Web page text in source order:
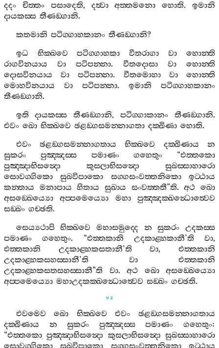
දදං
චිත‍්තං පසාදෙති, දත්‍වා අත‍්තමනො හොති.ඉමානි
දායකස‍්ස තීණඞ‍්ගානි.
කතමානි පටිග‍්ගාහකානං තීණඞ‍්ගානි?
ඉධ
භික‍්ඛවෙ පටිග‍්ගාහකා වීතරාගා වා
හොන‍්ති
රාගවිනයාය
වා පටිපන‍්නා. වීතදොසා වා
හොන‍්ති
දොසවිනයාය
වා පටිපන‍්නා. වීතමොහා වා
හොන‍්ති
මොහවිනයාය
වා පටිපන‍්නා. ඉමානි
පටිග‍්ගාහකානං
තීණඞ‍්ගානි.
ඉති
දායකස‍්ස තීණඞ‍්ගානි,පටිග‍්ගාකානං තීණඞ‍්ගානි.
එවං ඛො භික‍්ඛවෙ ඡළඞ‍්ගසමන‍්නාගතා දක‍්ඛිණා හොති.
එවං
ඡළඞ‍්ගසමන‍්නාගතාය භික‍්ඛවෙ දක‍්ඛිණාය
න
සුකරං
පුඤ‍්ඤස‍්ස පමාණං ගහෙතුං “එත‍්තකො
පුඤ‍්ඤාභිසන්‍දො
කුසලාභිසන්‍දො
සුඛස‍්සාහාරො
සොවග‍්ගිකො
සුඛවිපාකො සග‍්ගසංවත‍්තනිකො
ඉට‍්ඨාය
කන‍්තාය
මනාපාය හිතාය සුඛාය සංවත‍්තතී”ති.අථ ඛො
අසඞ‍්ඛෙය්‍යො
අප‍්පමෙය්‍යො මහා
පුඤ‍්ඤක‍්ඛන්‍ධොත්‍වෙව
සඞ‍්ඛං ගච‍්ඡති.
සෙය්‍යථාපි
භික‍්ඛවෙ මහාසමුද‍්දෙ න සුකරං
උදකස‍්ස
පමාණං
ගහෙතුං. “එත‍්තකානි උදකාළ‍්හකානී’ති වා,
එත‍්තකානි
උදකාළ‍්හකසතානී’ති වා,එත‍්තකානි
උදකාළ‍්හකසහස‍්සානී’ති වා
එත‍්තකානි
උදකාළ‍්හකසතසහස‍්සානී”ති වා. අථ ඛො
අසඞ‍්ඛෙය්‍යො
අප‍්පමෙය්‍යො මහාඋදකක‍්ඛන්‍ධොත්‍වෙව සඞ‍්ඛං ගච‍්ඡති.
94
එවමෙව ඛො භික‍්ඛවෙ එවං
ඡළඞ‍්ගසමන‍්නාගතාය
දක‍්ඛිණාය
න සුකරං පුඤ‍්ඤස‍්ස පමාණං ගහෙතුං:
“එත‍්තකො පුඤ‍්ඤාභිසන්‍දො කුසලාභිසන්‍දො සුඛස‍්සාහාරො